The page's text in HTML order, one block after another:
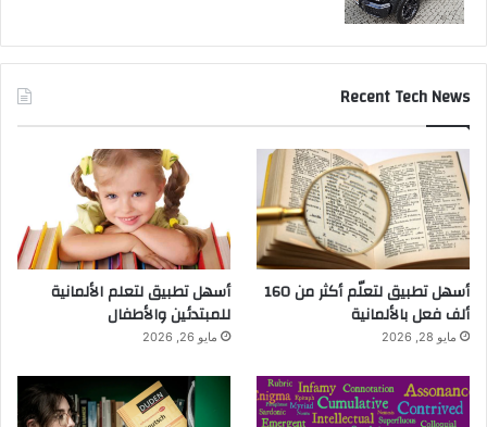
Recent Tech News
أسهل تطبيق لتعلّم أكثر من 160
ألف فعل بالألمانية
مايو 28, 2026
أسهل تطبيق لتعلم الألمانية
للمبتدئين والأطفال
مايو 26, 2026